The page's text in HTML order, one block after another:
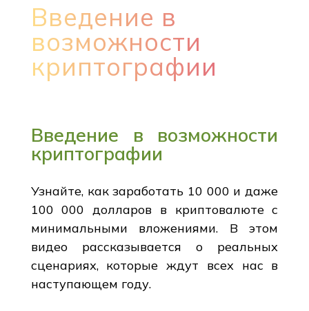
Введение в
возможности
криптографии
Введение в возможности
криптографии
Узнайте, как заработать 10 000 и даже
100 000 долларов в криптовалюте с
минимальными вложениями. В этом
видео рассказывается о реальных
сценариях, которые ждут всех нас в
наступающем году.